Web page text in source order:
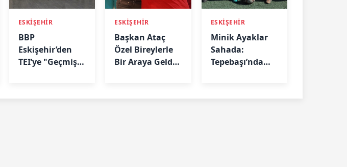
ESKİŞEHİR
BBP
Eskişehir’den
TEI’ye "Geçmiş
ESKİŞEHİR
Başkan Ataç
Özel Bireylerle
Bir Araya Geldi:
ESKİŞEHİR
Minik Ayaklar
Sahada:
Tepebaşı’nda